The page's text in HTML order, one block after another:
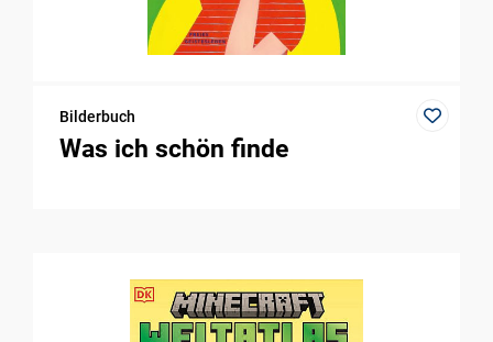
Bilderbuch
Was ich schön finde